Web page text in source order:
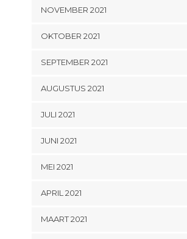
NOVEMBER 2021
OKTOBER 2021
SEPTEMBER 2021
AUGUSTUS 2021
JULI 2021
JUNI 2021
MEI 2021
APRIL 2021
MAART 2021